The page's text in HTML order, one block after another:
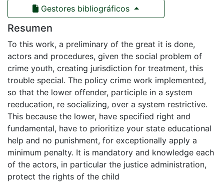
Gestores bibliográficos
Resumen
To this work, a preliminary of the great it is done,
actors and procedures, given the social problem of
crime youth, creating jurisdiction for treatment, this
trouble special. The policy crime work implemented,
so that the lower offender, participle in a system
reeducation, re socializing, over a system restrictive.
This because the lower, have specified right and
fundamental, have to prioritize your state educational
help and no punishment, for exceptionally apply a
minimum penalty. It is mandatory and knowledge each
of the actors, in particular the justice administration,
protect the rights of the child